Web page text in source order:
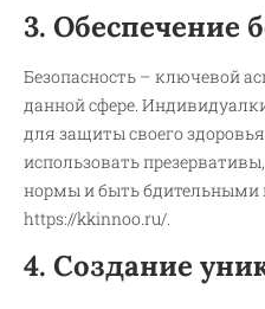
3. Обеспечение
Безопасность – ключевой
данной сфере.
для защиты своего
использовать
нормы и быть бдительными
https://kkinnoo.ru/
4. Создание